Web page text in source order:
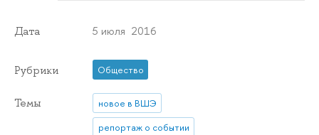
Дата 5 июля 2016
Рубрики Общество
Темы
новое в ВШЭ
репортаж о событии